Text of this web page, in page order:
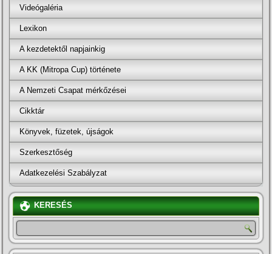
Videógaléria
Lexikon
A kezdetektől napjainkig
A KK (Mitropa Cup) története
A Nemzeti Csapat mérkőzései
Cikktár
Könyvek, füzetek, újságok
Szerkesztőség
Adatkezelési Szabályzat
KERESÉS